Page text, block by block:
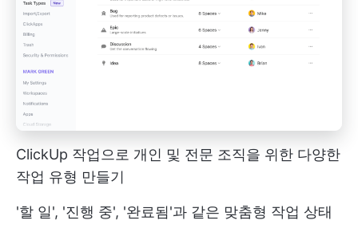
ClickUp 작업으로 개인 및 전문 조직을 위한 다양한
작업 유형 만들기
'할 일', '진행 중', '완료됨'과 같은 맞춤형 작업 상태